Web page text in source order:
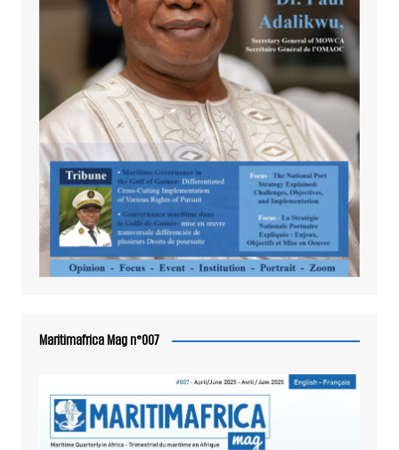
Maritimafrica Mag n°007